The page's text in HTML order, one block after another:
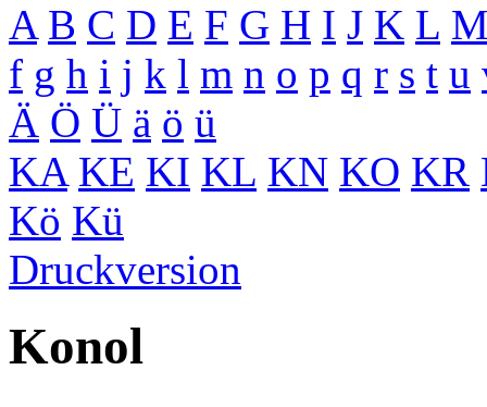
A B C D E F G H I J K L
f g h i j k l m n o p q r s t u
Ä Ö Ü ä ö ü
KA KE KI KL KN KO KR
Kö Kü
Druckversion
Konol